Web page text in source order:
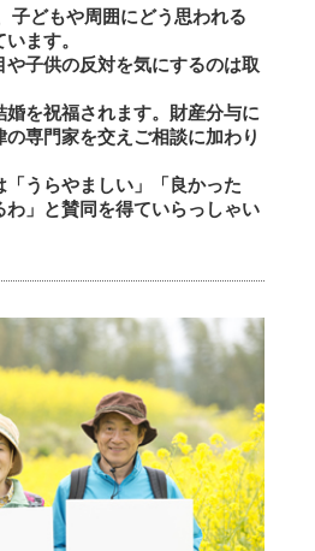
どもや周囲にどう思われる
ます。
子供の反対を気にするのは取
を祝福されます。財産分与に
専門家を交えご相談に加わり
うらやましい」「良かった
」と賛同を得ていらっしゃい